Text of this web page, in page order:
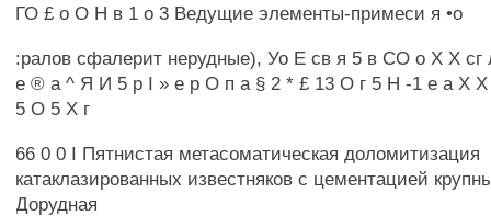
ГО £ о О Н в 1 о 3 Ведущие элементы-примеси я •о
:ралов сфалерит нерудные), Уо Е св я 5 в СО о X X
е ® а ^ Я И 5 р I » е р О п а § 2 * £ 13 О г 5 Н -1 е а X
5 О 5 X г
66 0 0 I Пятнистая метасоматическая доломитизация
катаклазированных известняков с цементацией
Дорудная